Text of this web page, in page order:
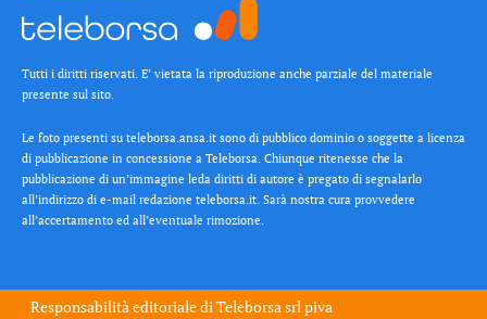
Tutti i diritti riservati. E’ vietata la riproduzione anche parziale del materiale
presente sul sito.
Le foto presenti su teleborsa.ansa.it sono di pubblico dominio o soggette a licenza
di pubblicazione in concessione a Teleborsa. Chiunque ritenesse che la
pubblicazione di un’immagine leda diritti di autore è pregato di segnalarlo
all’indirizzo di e-mail redazione teleborsa.it. Sarà nostra cura provvedere
all’accertamento ed all’eventuale rimozione.
Responsabilità editoriale diTeleborsa srlpiva